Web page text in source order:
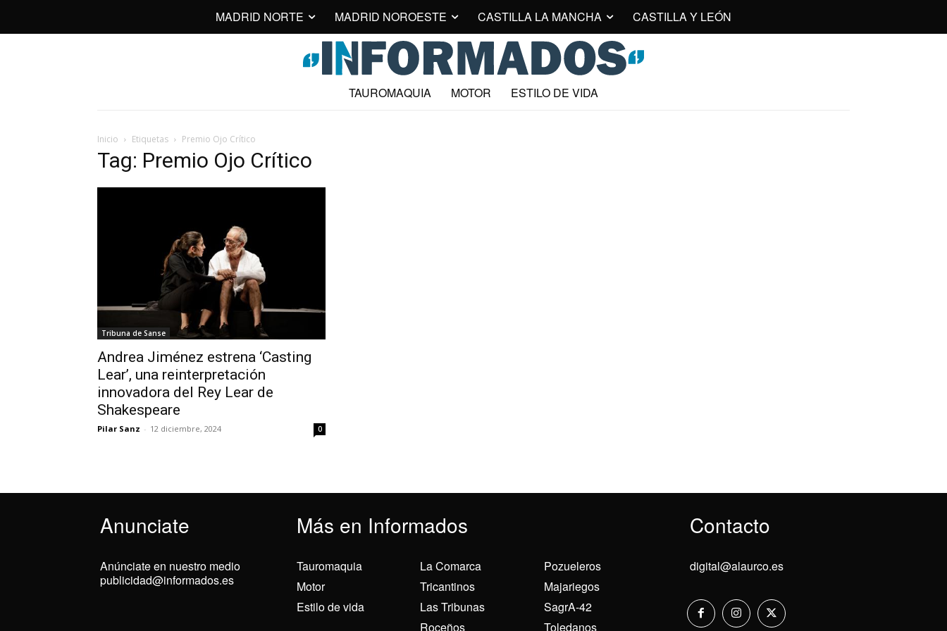
MADRID NORTE MADRID NOROESTE CASTILLA LA MANCHA CASTILLA Y LEÓN
TAUROMAQUIA MOTOR ESTILO DE VIDA
Inicio Etiquetas Premio Ojo Crítico
Tag: Premio Ojo Crítico
Tribuna de Sanse
Andrea Jiménez estrena ‘Casting
Lear’, una reinterpretación
innovadora del Rey Lear de
Shakespeare
Pilar Sanz - 12 diciembre, 2024 0
Anunciate Más en Informados Contacto
Anúnciate en nuestro medio
publicidad@informados.es
Tauromaquia
Motor
Estilo de vida
La Comarca
Tricantinos
Las Tribunas
Roceños
Pozueleros
Majariegos
SagrA-42
Toledanos
digital@alaurco.es